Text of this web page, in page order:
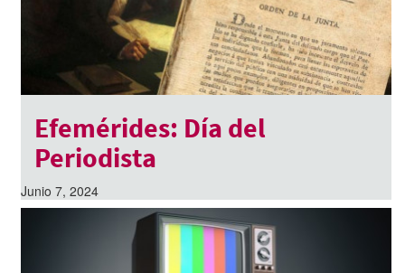
Efemérides: Día del
Periodista
Junio 7, 2024